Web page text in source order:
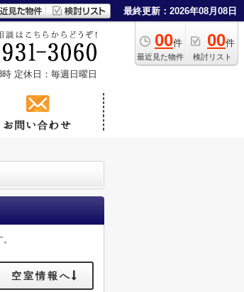
最終更新：2026年08月08日
00件
最近見た物件
00件
検討リスト
時 定休日：毎週日曜日
空室情報へ